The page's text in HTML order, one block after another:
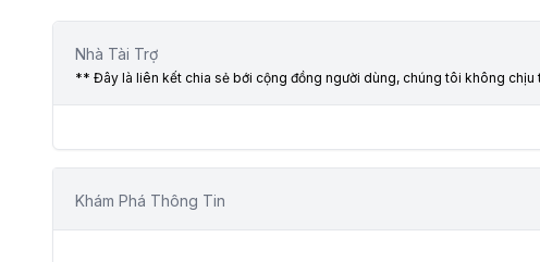
Nhà Tài Trợ
** Đây là liên kết chia sẻ bới cộng đồng người dùng, chúng tôi không
Khám Phá Thông Tin